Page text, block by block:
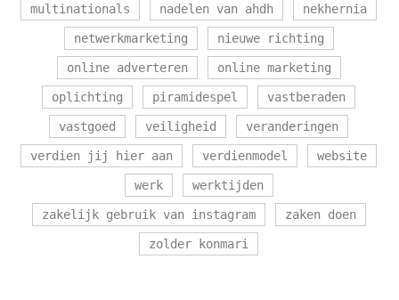
multinationals nadelen van ahdh nekhernia
netwerkmarketing nieuwe richting
online adverteren online marketing
oplichting piramidespel vastberaden
vastgoed veiligheid veranderingen
verdien jij hier aan verdienmodel website
werk werktijden
zakelijk gebruik van instagram zaken doen
zolder konmari